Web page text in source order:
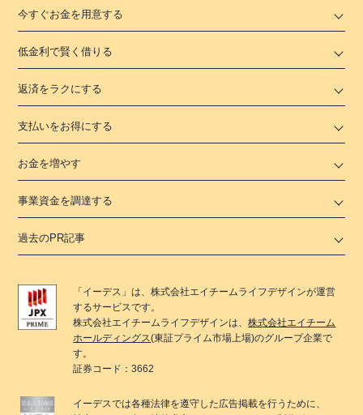
今すぐお金を用意する
低金利で賢く借りる
返済をラクにする
支払いをお得にする
お金を増やす
事業資金を調達する
過去のPR記事
「 イーデス 」は、株式会社エイチームライフデザインが運営
するサービスです。
株式会社エイチームライフデザインは、株式会社エイチーム
ホールディングス(東証プライム市場上場)のグループ企業で
す。
証券コード：3662
イーデスでは各種法律を遵守した広告掲載を行うために、